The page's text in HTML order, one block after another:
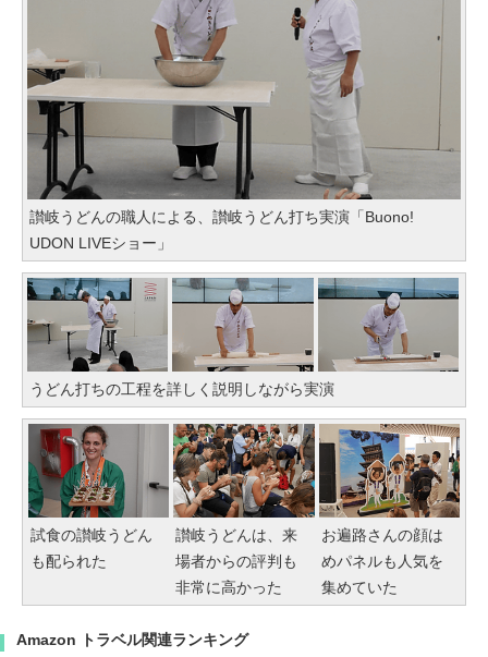
讃岐うどんの職人による、讃岐うどん打ち実演「Buono!
UDON LIVEショー」
うどん打ちの工程を詳しく説明しながら実演
試食の讃岐うどん
も配られた
讃岐うどんは、来
場者からの評判も
非常に高かった
お遍路さんの顔は
めパネルも人気を
集めていた
Amazon トラベル関連ランキング